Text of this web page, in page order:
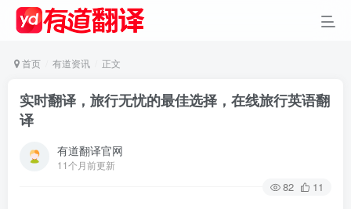
首页 有道资讯 正文
实时翻译，旅行无忧的最佳选择，在线旅行英语翻
译
有道翻译官网
11个月前更新
82 11